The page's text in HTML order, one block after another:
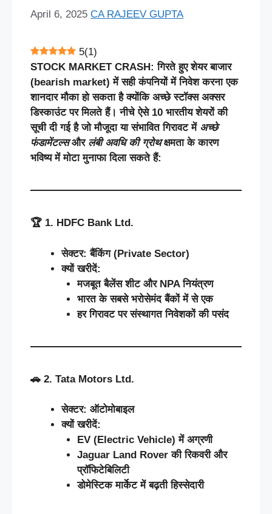
April 6, 2025 CA RAJEEV GUPTA
5(1)
STOCK MARKET CRASH: गिरते हुए शेयर बाजार
(bearish market)में सही कंपनियों में निवेश करना एक
शानदार मौका हो सकता है क्योंकि अच्छे स्टॉक्स अक्सर
डिस्काउंट पर मिलते हैं। नीचे ऐसे10 भारतीय शेयरों की
सूची दी गई है जो मौजूदा या संभावित गिरावट में अच्छे
फंडामेंटल्स और लंबी अवधि की ग्रोथ क्षमता के कारण
भविष्य में मोटा मुनाफा दिला सकते हैं:
🏆 1. HDFC Bank Ltd.
सेक्टर:बैंकिंग(Private Sector)
क्यों खरीदें:
मजबूत बैलेंस शीट औरNPAनियंत्रण
भारत के सबसे भरोसेमंद बैंकों में से एक
हर गिरावट पर संस्थागत निवेशकों की पसंद
🚗 2. Tata Motors Ltd.
सेक्टर: ऑटोमोबाइल
क्यों खरीदें:
EV (Electric Vehicle)में अग्रणी
Jaguar Land Roverकी रिकवरी और
प्रॉफिटेबिलिटी
डोमेस्टिक मार्केट में बढ़ती हिस्सेदारी